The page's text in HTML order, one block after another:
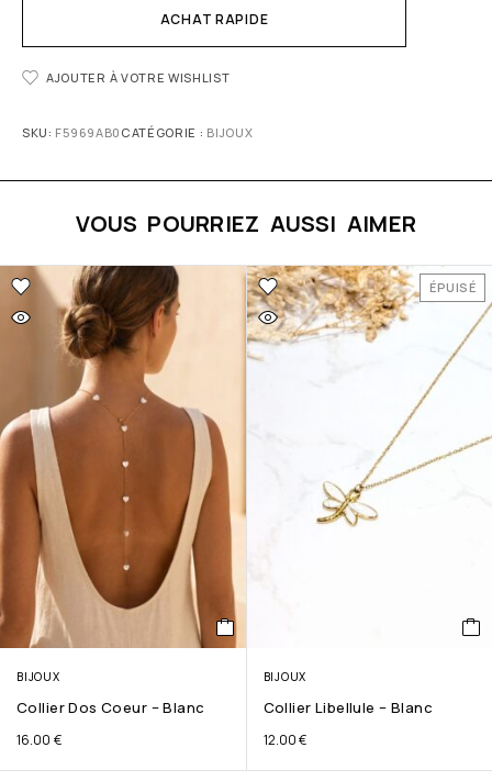
ACHAT RAPIDE
AJOUTER À VOTRE WISHLIST
SKU: F5969AB0 CATÉGORIE : BIJOUX
VOUS POURRIEZ AUSSI AIMER
BIJOUX
Collier Dos Coeur – Blanc
16.00 €
ÉPUISÉ
BIJOUX
Collier Libellule – Blanc
12.00€